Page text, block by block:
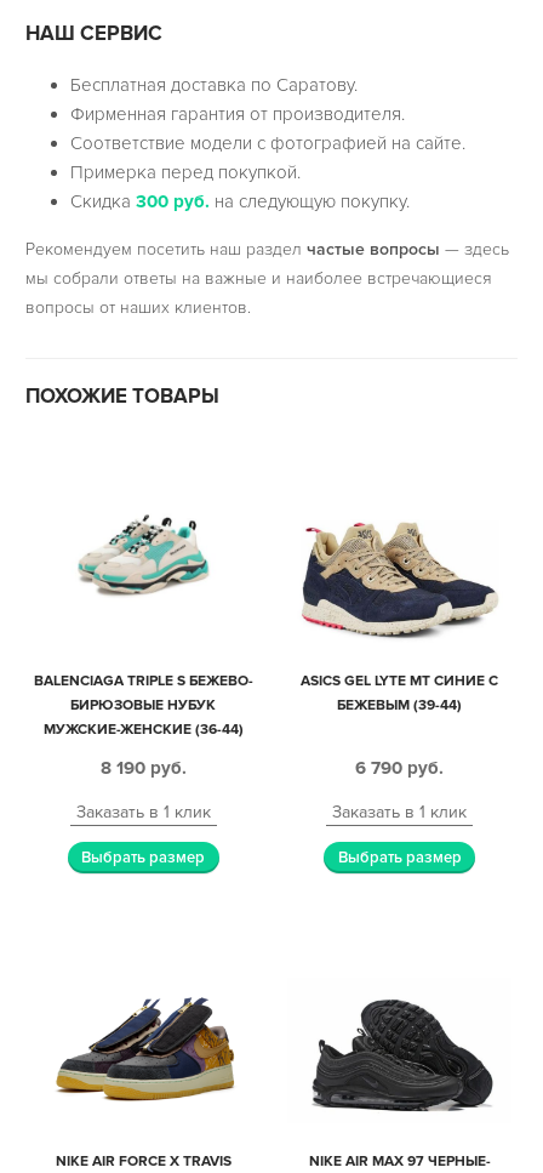
НАШ СЕРВИС
Бесплатная доставка по Саратову.
Фирменная гарантия от производителя.
Соответствие модели с фотографией на сайте.
Примерка перед покупкой.
Скидка300 руб. на следующую покупку.
Рекомендуем посетить наш раздел частые вопросы — здесь
мы собрали ответы на важные и наиболее встречающиеся
вопросы от наших клиентов.
ПОХОЖИЕ ТОВАРЫ
BALENCIAGA TRIPLE S БЕЖЕВО-
БИРЮЗОВЫЕ НУБУК
МУЖСКИЕ-ЖЕНСКИЕ (36-44)
8 190 руб.
Заказать в 1 клик
Выбрать размер
ASICS GEL LYTE MT СИНИЕ С
БЕЖЕВЫМ (39-44)
6 790 руб.
Заказать в 1 клик
Выбрать размер
NIKE AIR FORCE X TRAVIS NIKE AIR MAX 97 ЧЕРНЫЕ-